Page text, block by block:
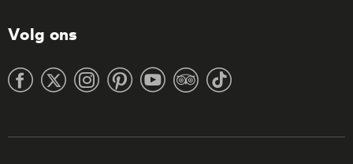
Volg ons